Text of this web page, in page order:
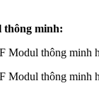
thông minh: